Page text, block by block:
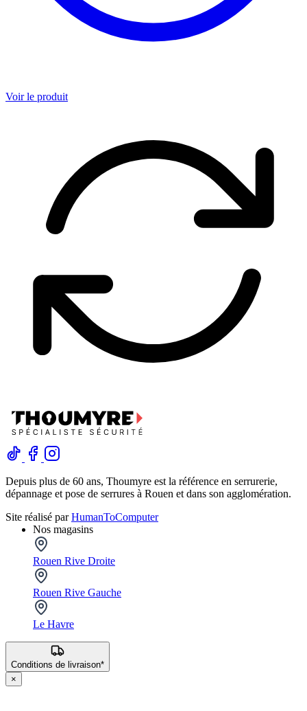
Voir le produit
Depuis plus de 60 ans, Thoumyre est la référence en serrurerie,
dépannage et pose de serrures à Rouen et dans son agglomération.
Site réalisé parHumanToComputer
Nos magasins
Rouen Rive Droite
Rouen Rive Gauche
Le Havre
Conditions de livraison*
×